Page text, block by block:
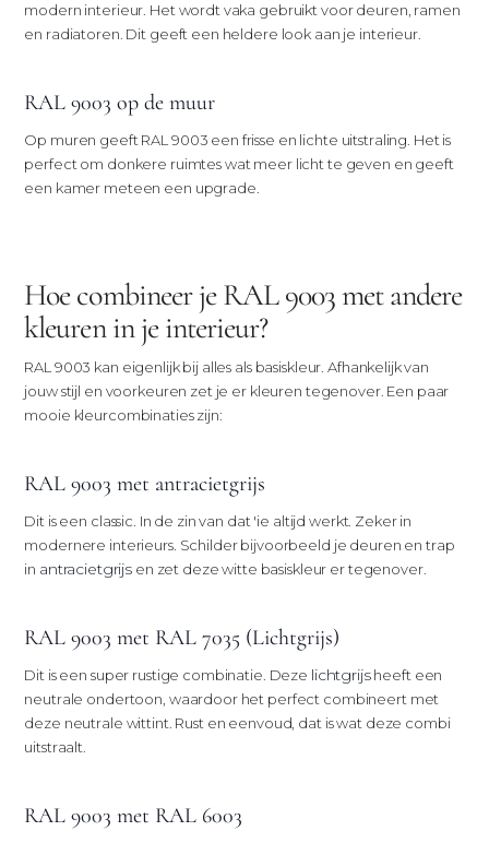
modern interieur. Het wordt vaka gebruikt voor deuren, ramen
en radiatoren. Dit geeft een heldere look aan je interieur.
RAL 9003 op de muur
Op muren geeft RAL 9003 een frisse en lichte uitstraling. Het is
perfect om donkere ruimtes wat meer licht te geven en geeft
een kamer meteen een upgrade.
Hoe combineer je RAL 9003 met andere
kleuren in je interieur?
RAL 9003 kan eigenlijk bij alles als basiskleur. Afhankelijk van
jouw stijl en voorkeuren zet je er kleuren tegenover. Een paar
mooie kleurcombinaties zijn:
RAL 9003 met antracietgrijs
Dit is een classic. In de zin van dat 'ie altijd werkt. Zeker in
modernere interieurs. Schilder bijvoorbeeld je deuren en trap
in antracietgrijs en zet deze witte basiskleur er tegenover.
RAL 9003 met RAL 7035 (Lichtgrijs)
Dit is een super rustige combinatie. Deze lichtgrijsheeft een
neutrale ondertoon, waardoor het perfect combineert met
deze neutrale wittint. Rust en eenvoud, dat is wat deze combi
uitstraalt.
RAL 9003 met RAL 6003